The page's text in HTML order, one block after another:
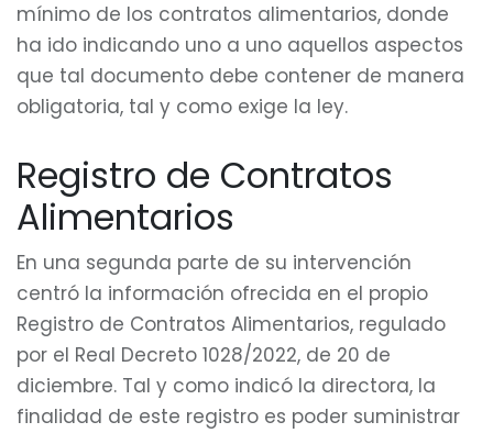
mínimo de los contratos alimentarios, donde
ha ido indicando uno a uno aquellos aspectos
que tal documento debe contener de manera
obligatoria, tal y como exige la ley.
Registro de Contratos
Alimentarios
En una segunda parte de su intervención
centró la información ofrecida en el propio
Registro de Contratos Alimentarios, regulado
por el Real Decreto 1028/2022, de 20 de
diciembre. Tal y como indicó la directora, la
finalidad de este registro es poder suministrar